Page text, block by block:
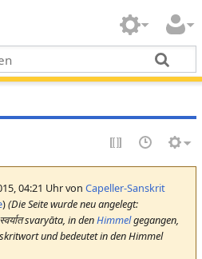
04:21 Uhr vonCapeller-Sanskrit
)(Die Seite wurde neu angelegt:
svaryāta, in denHimmelgegangen,
und bedeutet in den Himmel